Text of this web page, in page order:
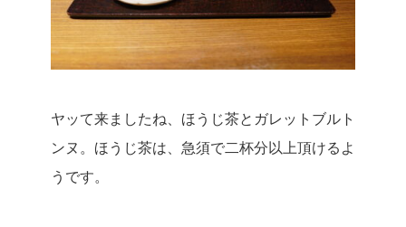
ヤッて来ましたね、ほうじ茶とガレットブルト
ンヌ。 ほうじ茶は、急須で二杯分以上頂けるよ
うです。